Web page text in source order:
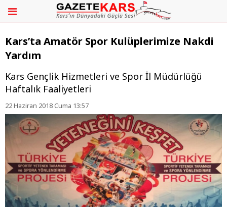
Kars’ta Amatör Spor Kulüplerimize Nakdi
Yardım
Kars Gençlik Hizmetleri ve Spor İl Müdürlüğü
Haftalık Faaliyetleri
22 Haziran 2018 Cuma 13:57